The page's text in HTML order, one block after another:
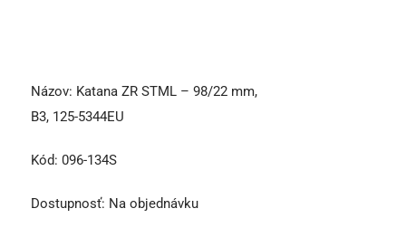
Názov: Katana ZR STML – 98/22 mm,
B3, 125-5344EU
Kód: 096-134S
Dostupnosť: Na objednávku